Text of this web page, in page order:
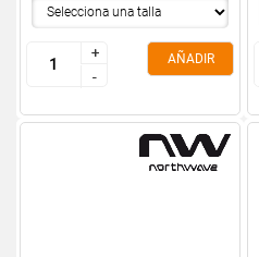
+
-
+
-
AÑADIR